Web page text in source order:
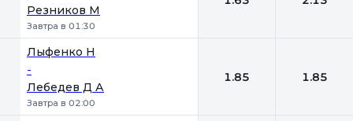
Резников М
Завтра в 01:30
Лыфенко Н
-
Лебедев Д А
Завтра в 02:00
1.85 1.85